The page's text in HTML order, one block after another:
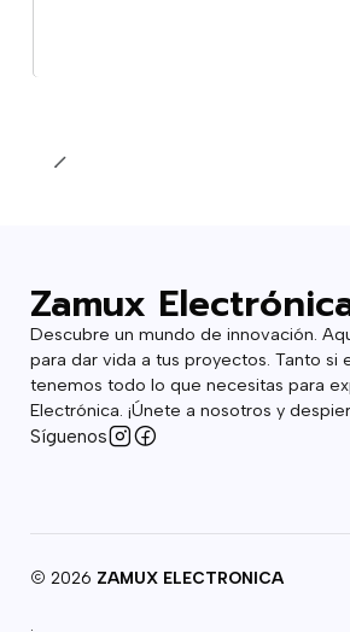
Zamux
Descubre un mundo de innovación.
para dar vida a tus proyectos. Tanto si
tenemos todo lo que necesitas para
Electrónica. ¡Únete a nosotros y
Síguenos
2026 ZAMUX ELECTRONICA